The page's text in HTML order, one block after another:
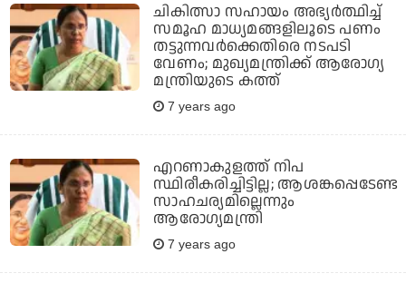
ചികിത്സാ സഹായം അഭ്യര്‍ത്ഥിച്ച്
സമൂഹ മാധ്യമങ്ങളിലൂടെ പണം
തട്ടുന്നവര്‍ക്കെതിരെ നടപടി
വേണം; മുഖ്യമന്ത്രിക്ക് ആരോഗ്യ
മന്ത്രിയുടെ കത്ത്
7 years ago
എറണാകുളത്ത് നിപ
സ്ഥിരീകരിച്ചിട്ടില്ല; ആശങ്കപ്പെടേണ്ട
സാഹചര്യമില്ലെന്നും
ആരോഗ്യമന്ത്രി
7 years ago